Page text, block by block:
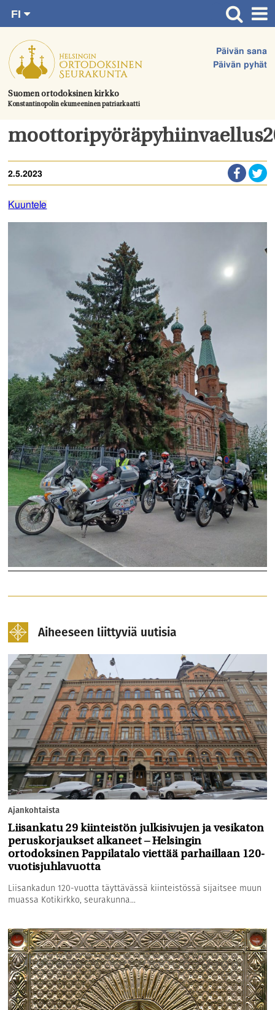
suoraan
sisältöön.
Suomen ortodoksinen kirkko
Konstantinopolin ekumeeninen patriarkaatti
Päivän sana
Päivän pyhät
FI
SV
EN
UA
Etusivu
Ajankohtaista
Juhlat & toimitukset
Kirkot
Tule mukaan
Hautausmaa
Yhteystiedot
2.5.2023
Kuuntele
Aiheeseen liittyviä uutisia
Ajankohtaista
Liisankatu 29 kiinteistön julkisivujen ja vesikaton
peruskorjaukset alkaneet – Helsingin
ortodoksinen Pappilatalo viettää parhaillaan 120-
vuotisjuhlavuotta
Liisankadun 120-vuotta täyttävässä kiinteistössä sijaitsee muun
muassa Kotikirkko, seurakunna...